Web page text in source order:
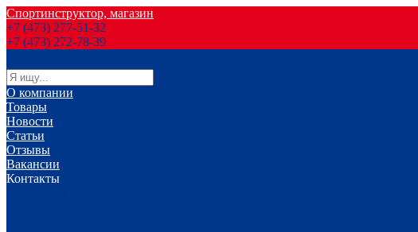
Спортинструктор, магазин
+7 (473) 277-51-32
+7 (473) 272-78-39
О компании
Товары
Новости
Статьи
Отзывы
Вакансии
Контакты